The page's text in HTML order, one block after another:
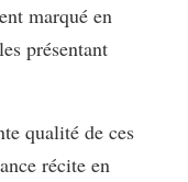
marqué en
présentant
qualité de ces
récite en